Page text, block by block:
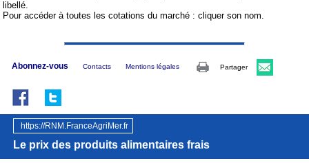
libellé.
Pour accéder à toutes les cotations du marché : cliquer son nom.
Abonnez-vous Contacts Mentions légales Partager
https://RNM.FranceAgriMer.fr
Le prix des produits alimentaires frais